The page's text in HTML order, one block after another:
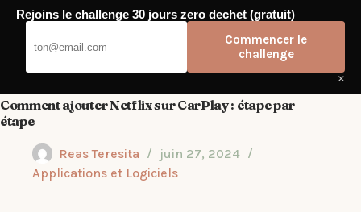
Passer
Comment ajouter Netflix sur CarPlay : étape par
étape
Reas Teresita
juin 27, 2024
Applications et Logiciels
Rejoins le challenge 30 jours zero dechet (gratuit)
Commencer le
challenge
×